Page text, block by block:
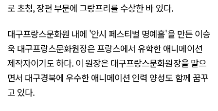
로 초청, 장편 부문에 그랑프리를 수상한 바 있다.
대구프랑스문화원 내에 '안시 페스티벌 명예홀'을 만든 이승
욱 대구프랑스문화원장은 프랑스에서 유학한 애니메이션
제작자이기도 하다. 이 원장은 대구프랑스문화원장을 맡으
면서 대구경북에 우수한 애니메이션 인력 양성도 함께 꿈꾸
고 있다.